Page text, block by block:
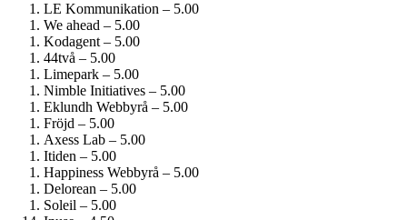
LE Kommunikation – 5.00
We ahead – 5.00
Kodagent – 5.00
44två – 5.00
Limepark – 5.00
Nimble Initiatives – 5.00
Eklundh Webbyrå – 5.00
Fröjd – 5.00
Axess Lab – 5.00
Itiden – 5.00
Happiness Webbyrå – 5.00
Delorean – 5.00
Soleil – 5.00